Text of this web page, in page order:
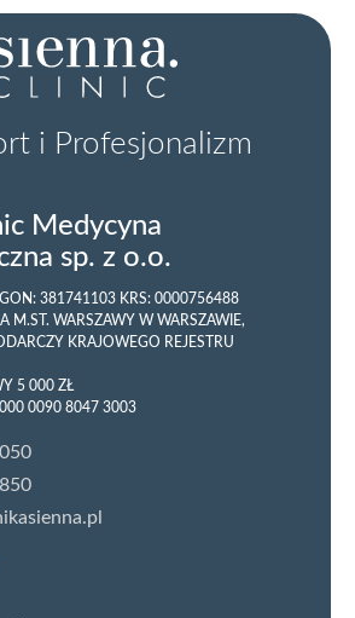
i Profesjonalizm
Medycyna
sp. z o.o.
381741103 KRS: 0000756488
M.ST. WARSZAWY W WARSZAWIE,
KRAJOWEGO REJESTRU
5 000 ZŁ
0090 8047 3003